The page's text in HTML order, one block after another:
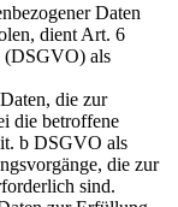
Daten
dient Art. 6
(DSGVO) als
die zur
die betroffene
b DSGVO als
die zur
sind.